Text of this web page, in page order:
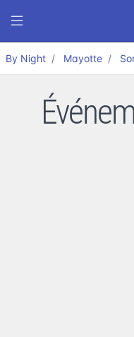
By Night Mayotte